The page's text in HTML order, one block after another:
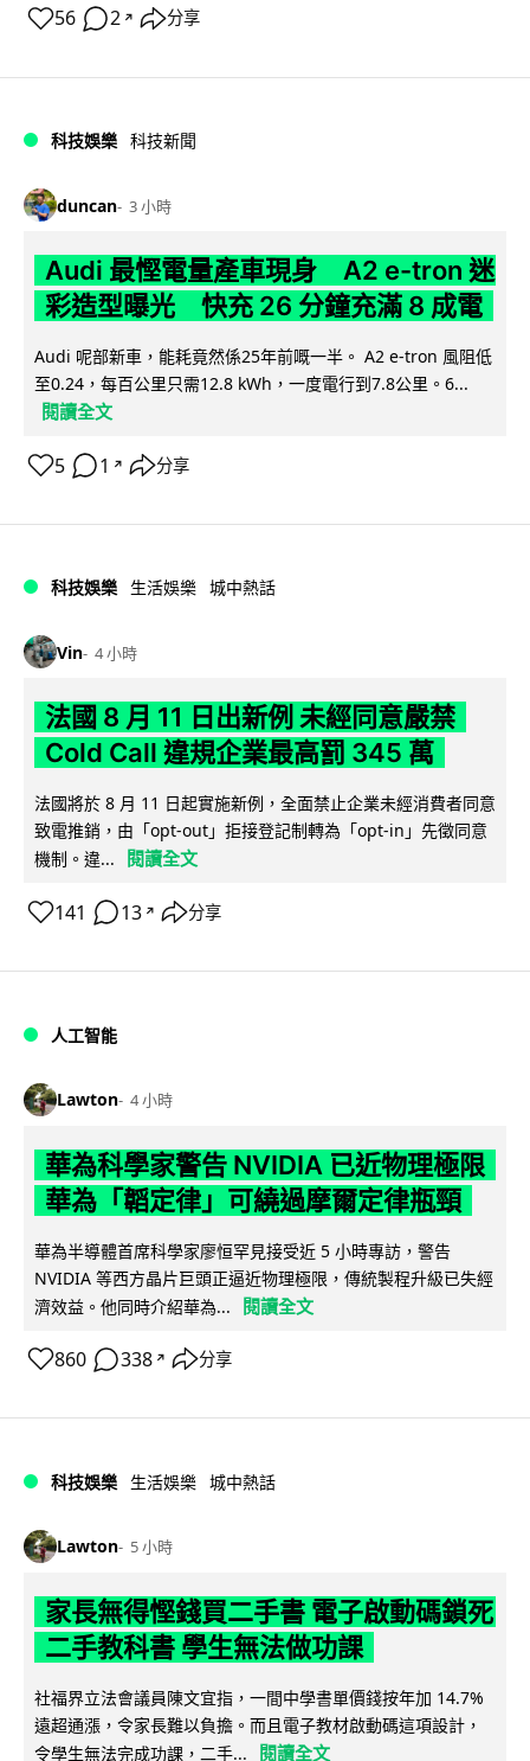
56 2 ↗ 分享
科技娛樂 科技新聞
duncan 3 小時
Audi 最慳電量產車現身 A2 e-tron 迷
彩造型曝光 快充 26 分鐘充滿 8 成電
Audi 呢部新車，能耗竟然係25年前嘅一半。 A2 e-tron 風阻低
至0.24，每百公里只需12.8 kWh，一度電行到7.8公里。6...
閱讀全文
5 1 ↗ 分享
科技娛樂 生活娛樂 城中熱話
Vin 4 小時
法國 8 月 11 日出新例 未經同意嚴禁
Cold Call 違規企業最高罰 345 萬
法國將於 8 月 11 日起實施新例，全面禁止企業未經消費者同意
致電推銷，由「opt-out」拒接登記制轉為「opt-in」先徵同意
機制。違...
閱讀全文
141 13 ↗ 分享
人工智能
Lawton 4 小時
華為科學家警告 NVIDIA 已近物理極限
華為「韜定律」可繞過摩爾定律瓶頸
華為半導體首席科學家廖恒罕見接受近 5 小時專訪，警告
NVIDIA 等西方晶片巨頭正逼近物理極限，傳統製程升級已失經
濟效益。他同時介紹華為...
閱讀全文
860 338 ↗ 分享
科技娛樂 生活娛樂 城中熱話
Lawton 5 小時
家長無得慳錢買二手書 電子啟動碼鎖死
二手教科書 學生無法做功課
社福界立法會議員陳文宜指，一間中學書單價錢按年加 14.7%
遠超通漲，令家長難以負擔。而且電子教材啟動碼這項設計，
令學生無法完成功課，二手...
閱讀全文